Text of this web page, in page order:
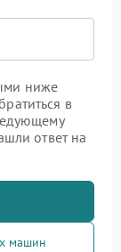
ниже
в
ответ на
машин